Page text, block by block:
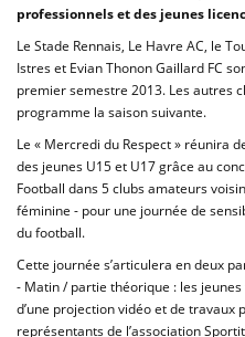
professionnels et des jeunes
Le Stade Rennais, Le Havre AC, le
Istres et Evian Thonon Gaillard FC
premier semestre 2013. Les autres
programme la saison suivante.
Le « Mercredi du Respect » réunira
des jeunes U15 et U17 grâce au
Football dans 5 clubs amateurs
féminine - pour une journée de
du football.
Cette journée s’articulera en deux
- Matin / partie théorique : les
d’une projection vidéo et de travaux
représentants de l’association